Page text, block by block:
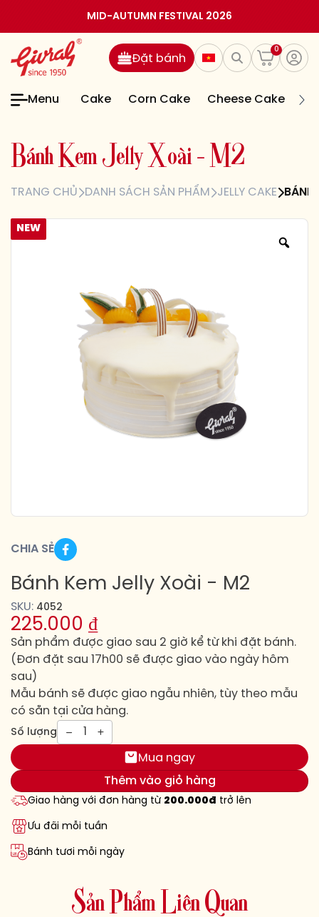
MID-AUTUMN FESTIVAL 2026
0
Đặt bánh
Menu Cake Corn Cake Cheese Cake
Bánh Kem Jelly X oài – M 2
TRANG CHỦ DANH SÁCH SẢN PHẨM JELLY CAKE
NEW
CHIA SẺ
Bánh Kem Jelly Xoài - M2
SKU: 4052
225.000 ₫
Sản phẩm được giao sau 2 giờ kể từ khi đặt bánh.
(Đơn đặt sau 17h00 sẽ được giao vào ngày hôm
sau)
Mẫu bánh sẽ được giao ngẫu nhiên, tùy theo mẫu
có sẵn tại cửa hàng.
Số lượng 1
Mua ngay
Thêm vào giỏ hàng
Giao hàng với đơn hàng từ 200.000đ trở lên
Ưu đãi mỗi tuần
Bánh tươi mỗi ngày
Sản Phẩm Liên Quan